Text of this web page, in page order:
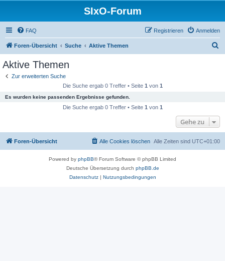
SIxO-Forum
FAQ Anmelden
Registrieren
Foren-Übersicht Suche Aktive Themen
Aktive Themen
Zur erweiterten Suche
Die Suche ergab 0 Treffer • Seite 1 von 1
Es wurden keine passenden Ergebnisse gefunden.
Die Suche ergab 0 Treffer • Seite 1 von 1
Gehe zu
Foren-Übersicht Alle Zeiten sind UTC+01:00
Alle Cookies löschen
Powered by phpBB® Forum Software © phpBB Limited
Deutsche Übersetzung durch phpBB.de
Datenschutz| Nutzungsbedingungen